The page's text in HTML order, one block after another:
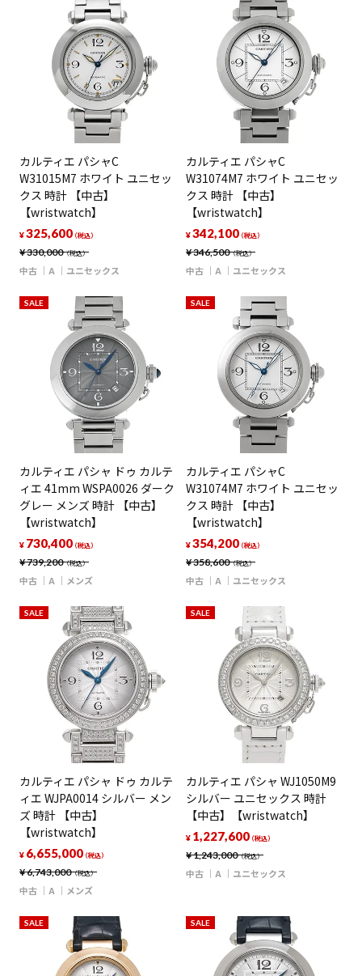
カルティエ パシャC
W31015M7 ホワイト ユニセッ
クス 時計 【中古】
【wristwatch】
¥330,000（税込）
¥325,600（税込）
中古 A ユニセックス
カルティエ パシャC
W31074M7 ホワイト ユニセッ
クス 時計 【中古】
【wristwatch】
¥346,500（税込）
¥342,100（税込）
中古 A ユニセックス
SALE
カルティエ パシャ ドゥ カルテ
ィエ 41mm WSPA0026 ダーク
グレー メンズ 時計 【中古】
【wristwatch】
¥739,200（税込）
¥ 730,400（税込）
中古 A メンズ
SALE
カルティエ パシャC
W31074M7 ホワイト ユニセッ
クス 時計 【中古】
【wristwatch】
¥358,600（税込）
¥354,200（税込）
中古 A ユニセックス
SALE
カルティエ パシャ ドゥ カルテ
ィエ WJPA0014 シルバー メン
ズ 時計 【中古】
【wristwatch】
¥6,743,000（税込）
¥ 6,655,000（税込）
中古 A メンズ
SALE
カルティエ パシャ WJ1050M9
シルバー ユニセックス 時計
【中古】【wristwatch】
¥1,243,000（税込）
¥ 1,227,600（税込）
中古 A ユニセックス
SALE SALE